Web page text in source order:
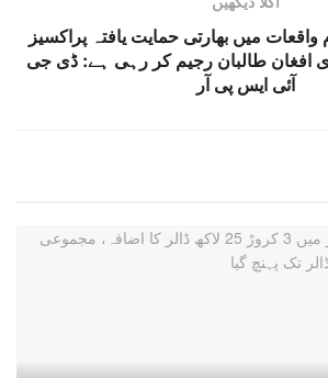
میں بھارتی حمایت یافتہ پراکسیز
افغان طالبان رجیم کر رہی ہے: ڈی جی
آئی ایس پی آر